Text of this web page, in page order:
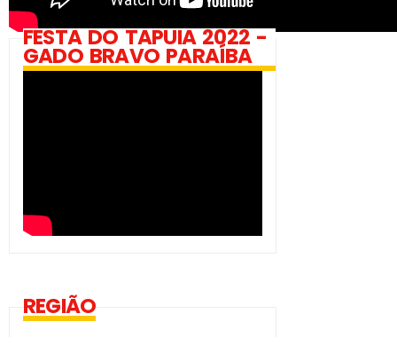
FESTA DO TAPUIA 2022 -
GADO BRAVO PARAÍBA
REGIÃO